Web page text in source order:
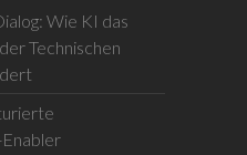
Wie KI das
Technischen